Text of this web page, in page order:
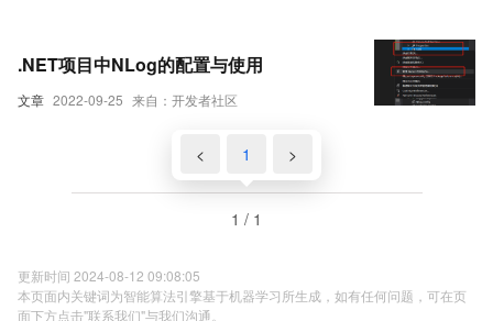
文章 2022-09-25 来自：开发者社区
.NET项目中NLog的配置与使用
< 1 >
1 / 1
更新时间 2024-08-12 09:08:05
本页面内关键词为智能算法引擎基于机器学习所生成，如有任何问题，可在页
面下方点击"联系我们"与我们沟通。